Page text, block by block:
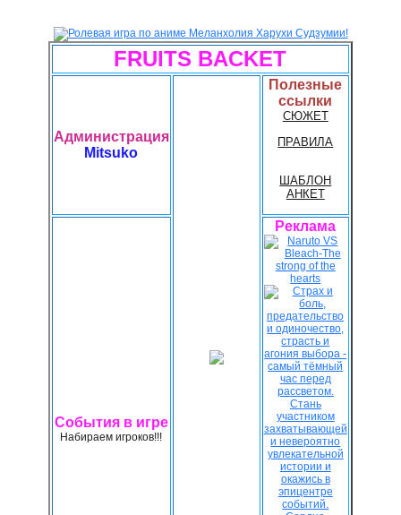
FRUITS BACKET
Администрация
Mitsuko
Полезные
ссылки
СЮЖЕТ
ПРАВИЛА
ШАБЛОН
АНКЕТ
События в игре
Набираем игроков!!!
Реклама